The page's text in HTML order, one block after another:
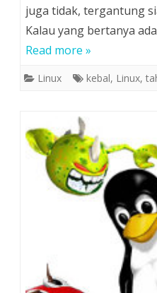
juga tidak, tergantung
Kalau yang bertanya
Read more »
Linux kebal, Linux,